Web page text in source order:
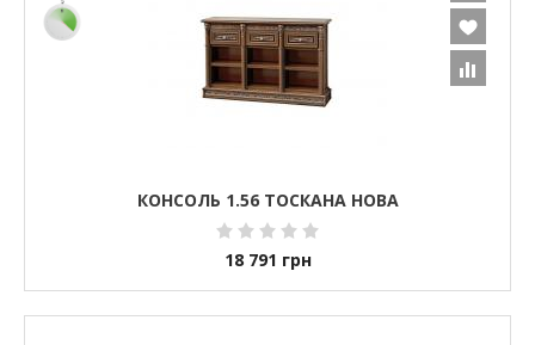
КОНСОЛЬ 1.56 ТОСКАНА НОВА
18 791 грн